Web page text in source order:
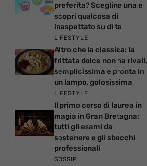
preferita? Scegline una e
scopri qualcosa di
inaspettato su di te
LIFESTYLE
Altro che la classica: la
frittata dolce non ha rivali,
semplicissima e pronta in
un lampo, golosissima
LIFESTYLE
Il primo corso di laurea in
magia in Gran Bretagna:
tutti gli esami da
sostenere e gli sbocchi
professionali
GOSSIP